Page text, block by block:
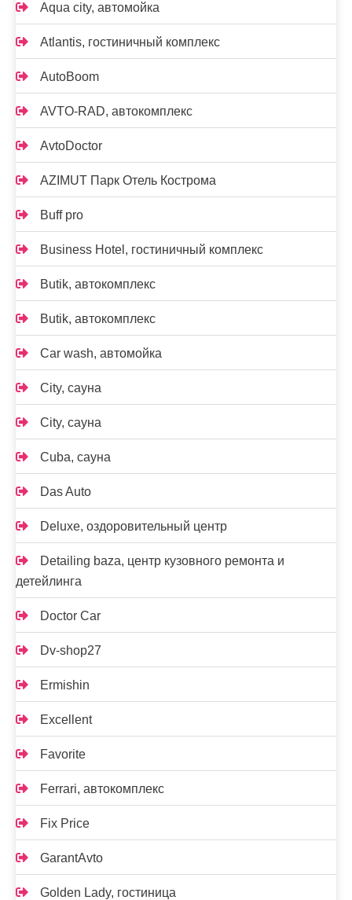
Aqua city, автомойка
Atlantis, гостиничный комплекс
AutoBoom
AVTO-RAD, автокомплекс
AvtoDoctor
AZIMUT Парк Отель Кострома
Buff pro
Business Hotel, гостиничный комплекс
Butik, автокомплекс
Butik, автокомплекс
Car wash, автомойка
City, сауна
City, сауна
Cuba, сауна
Das Auto
Deluxe, оздоровительный центр
Detailing baza, центр кузовного ремонта и
детейлинга
Doctor Car
Dv-shop27
Ermishin
Excellent
Favorite
Ferrari, автокомплекс
Fix Price
GarantAvto
Golden Lady, гостиница